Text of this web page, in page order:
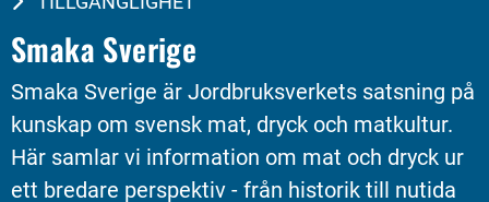
Smaka Sverige
Smaka Sverige är Jordbruksverkets satsning på
kunskap om svensk mat, dryck och matkultur.
Här samlar vi information om mat och dryck ur
ett bredare perspektiv - från historik till nutida